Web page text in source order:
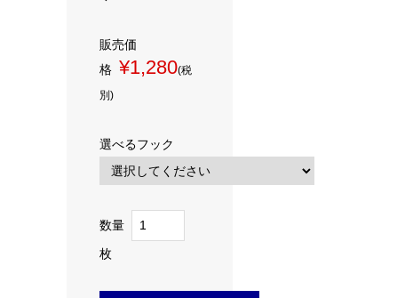
販売価
格 ¥1,280(税
別)
選べるフック
数量
枚